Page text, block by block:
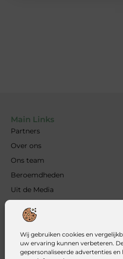
Wij gebruiken cookies en
uw ervaring kunnen verbeteren.
gepersonaliseerde advertenties
Main Links
Partners
Over ons
Ons team
Beroemdheden
Uit de Media
Blog plaatsen
Kwalitatieve backlinks:
Geld verdienen met je